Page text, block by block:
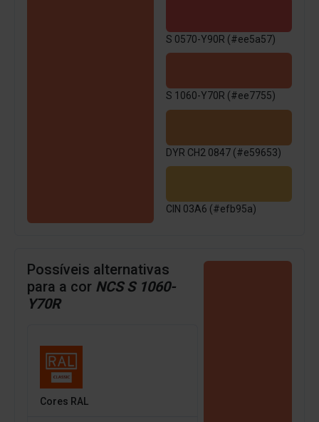
S 0570-Y90R (#ee5a57)
S 1060-Y70R (#ee7755)
DYR CH2 0847 (#e59653)
CIN 03A6 (#efb95a)
Possíveis alternativas
para a cor NCS S 1060-
Y70R
Cores RAL